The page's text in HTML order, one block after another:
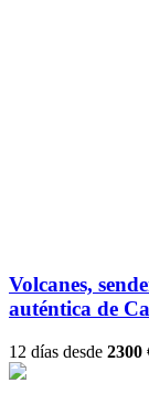
Volcanes,
auténtica de
12 días desde 2300